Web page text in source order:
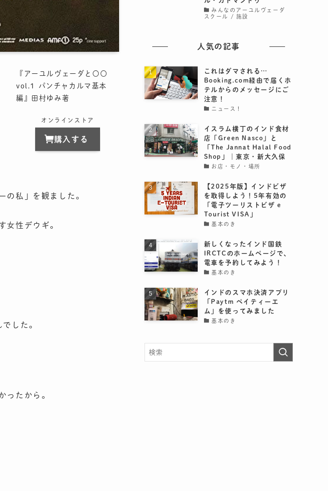
『アーユルヴェーダと〇〇
vol.1 パンチャカルマ基本
編』田村ゆみ著
オンラインストア
購入する
の私」を観ました。
女性デウギ。
した。
ったから。
みんなのアーユルヴェーダ
スクール / 施設
人気の記事
これはダマされる…
Booking.com経由で届くホ
テルからのメッセージにご
注意！
ニュース！
イスラム横丁のインド食材
店「Green Nasco」と
「The Jannat Halal Food
Shop」｜東京・新大久保
お店・モノ・場所
【2025年版】インドビザ
を取得しよう！5年有効の
「電子ツーリストビザ e
Tourist VISA」
基本のき
新しくなったインド国鉄
IRCTCのホームページで、
電車を予約してみよう！
基本のき
インドのスマホ決済アプリ
「Paytm ペイティーエ
ム」を使ってみました
基本のき